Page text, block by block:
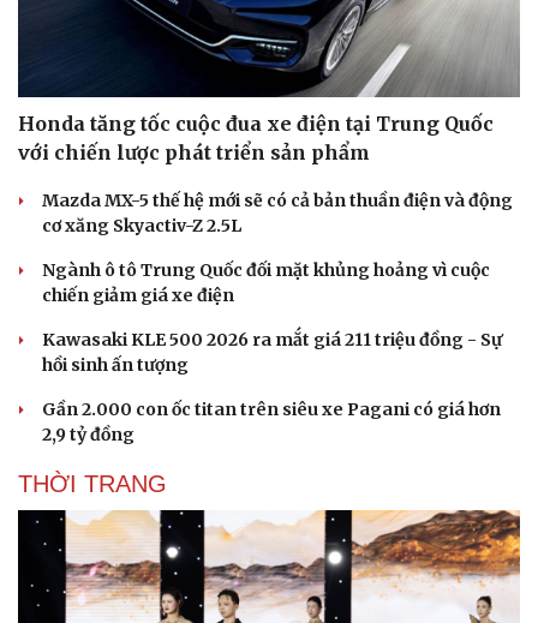
Honda tăng tốc cuộc đua xe điện tại Trung Quốc
với chiến lược phát triển sản phẩm
Mazda MX-5 thế hệ mới sẽ có cả bản thuần điện và động
cơ xăng Skyactiv-Z 2.5L
Ngành ô tô Trung Quốc đối mặt khủng hoảng vì cuộc
chiến giảm giá xe điện
Kawasaki KLE 500 2026 ra mắt giá 211 triệu đồng - Sự
hồi sinh ấn tượng
Gần 2.000 con ốc titan trên siêu xe Pagani có giá hơn
2,9 tỷ đồng
THỜI TRANG